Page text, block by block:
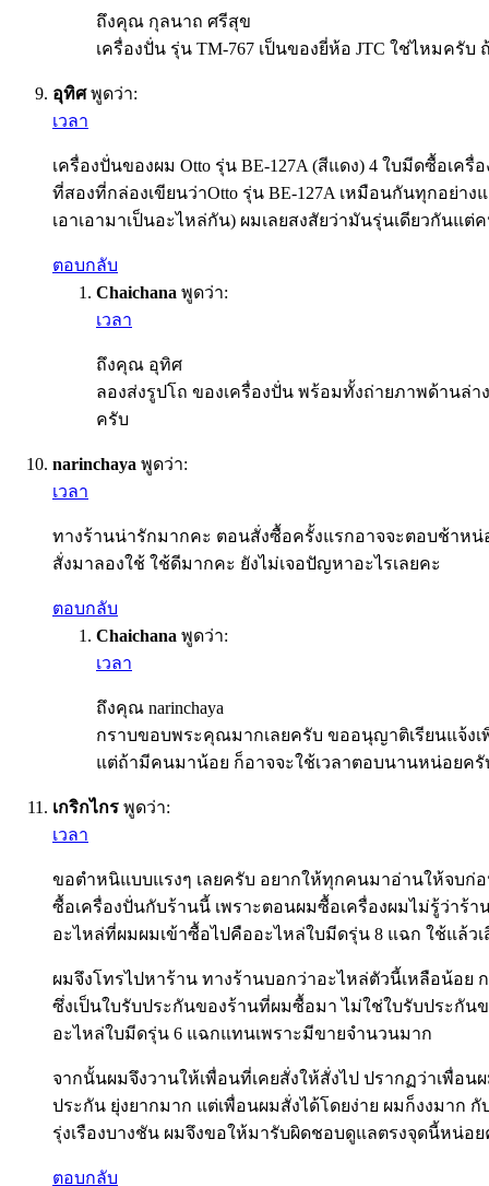
ถึงคุณ กุลนาถ ศรีสุข
เครื่องปั่น รุ่น TM-767 เป็นของยี่ห้อ JTC ใช่ไหมครับ
อุทิศ พูดว่า:
เวลา
เครื่องปั่นของผม Otto รุ่น BE-127A (สีแดง) 4 ใบมีดซื้อเ
ที่สองที่กล่องเขียนว่าOtto รุ่น BE-127A เหมือนกันทุกอย่า
เอาเอามาเป็นอะไหล่กัน) ผมเลยสงสัยว่ามันรุ่นเดียวกัน
ตอบกลับ
Chaichana พูดว่า:
เวลา
ถึงคุณ อุทิศ
ลองส่งรูปโถ ของเครื่องปั่น พร้อมทั้งถ่ายภาพด้านล่า
ครับ
narinchaya พูดว่า:
เวลา
ทางร้านน่ารักมากคะ ตอนสั่งซื้อครั้งแรกอาจจะตอบช้าหน่
สั่งมาลองใช้ ใช้ดีมากคะ ยังไม่เจอปัญหาอะไรเลยคะ
ตอบกลับ
Chaichana พูดว่า:
เวลา
ถึงคุณ narinchaya
กราบขอบพระคุณมากเลยครับ ขออนุญาติเรียนแจ้งเ
แต่ถ้ามีคนมาน้อย ก็อาจจะใช้เวลาตอบนานหน่อยค
เกริกไกร พูดว่า:
เวลา
ขอตำหนิแบบแรงๆ เลยครับ อยากให้ทุกคนมาอ่านให้จบก่อ
ซื้อเครื่องปั่นกับร้านนี้ เพราะตอนผมซื้อเครื่องผมไม่รู้ว่า
อะไหล่ที่ผมผมเข้าซื้อไปคืออะไหล่ใบมีดรุ่น 8 แฉก ใช้แล้ว
ผมจึงโทรไปหาร้าน ทางร้านบอกว่าอะไหล่ตัวนี้เหลือน้อย
ซึ่งเป็นใบรับประกันของร้านที่ผมซื้อมา ไม่ใช่ใบรับประกัน
อะไหล่ใบมีดรุ่น 6 แฉกแทนเพราะมีขายจำนวนมาก
จากนั้นผมจึงวานให้เพื่อนที่เคยสั่งให้สั่งไป ปรากฏว่าเพื่อ
ประกัน ยุ่งยากมาก แต่เพื่อนผมสั่งได้โดยง่าย ผมก็งงมาก
รุ่งเรืองบางชัน ผมจึงขอให้มารับผิดชอบดูแลตรงจุดนี้หน่อ
ตอบกลับ